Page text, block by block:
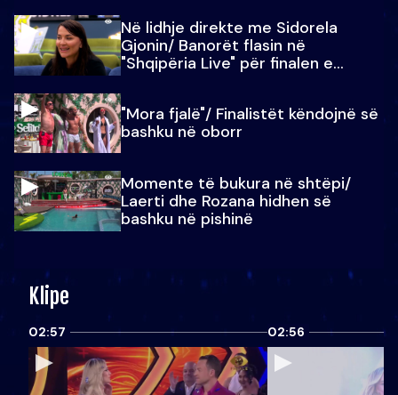
Në lidhje direkte me Sidorela
Gjonin/ Banorët flasin në
"Shqipëria Live" për finalen e
"Mora fjalë"/ Finalistët këndojnë së
bashku në oborr
Momente të bukura në shtëpi/
Laerti dhe Rozana hidhen së
bashku në pishinë
Klipe
02:57 02:56